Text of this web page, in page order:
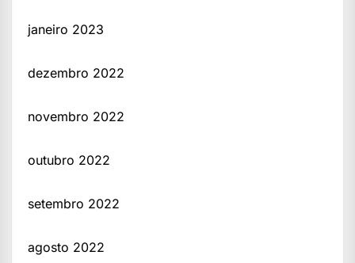
janeiro 2023
dezembro 2022
novembro 2022
outubro 2022
setembro 2022
agosto 2022